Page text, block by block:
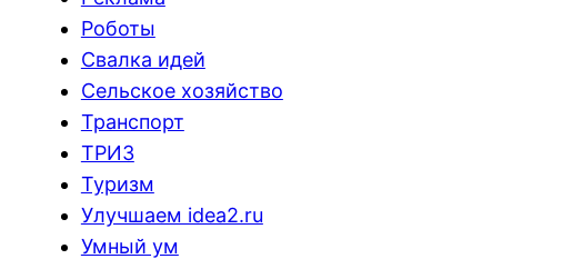
Роботы
Свалка идей
Сельское хозяйство
Транспорт
ТРИЗ
Туризм
Улучшаем idea2.ru
Умный ум